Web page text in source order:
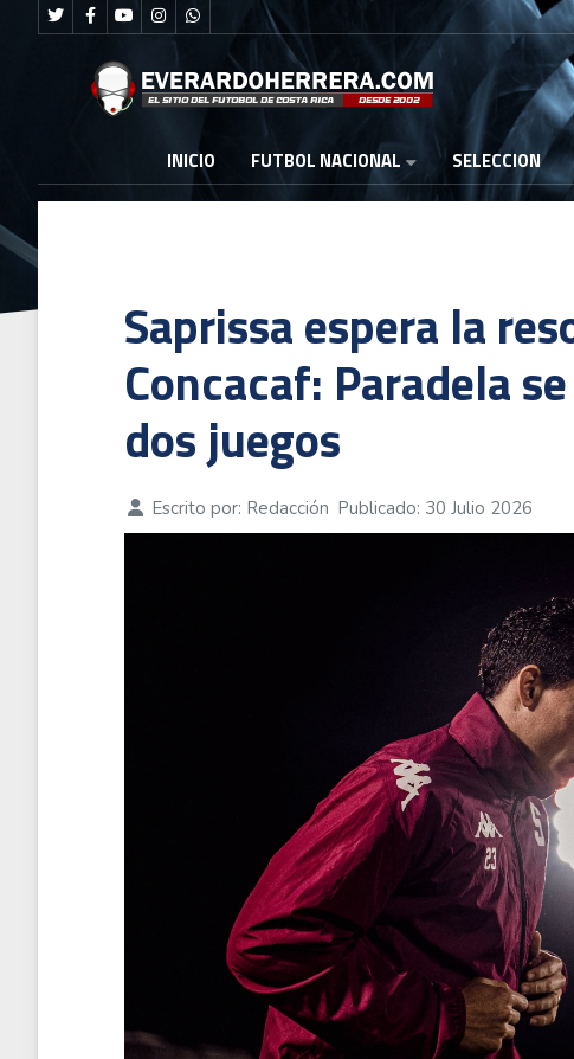
INICIO FUTBOL NACIONAL SELECCION
Saprissa espera la
Concacaf: Paradela
dos juegos
Escrito por: Redacción Publicado: 30 Julio 2026